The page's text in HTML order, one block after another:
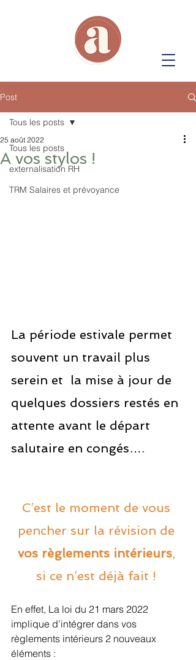
Post
Tous les posts
externalisation RH
TRM Salaires et prévoyance
Tous les posts
A vos stylos !
25 août 2022
La période estivale permet
souvent un travail plus
serein et  la mise à jour de
quelques dossiers restés en
attente avant le départ
salutaire en congés….
C’est le moment de vous
pencher sur la révision de
vos règlements intérieurs,
si ce n’est déjà fait !
En effet, La loi du 21 mars 2022
implique d’intégrer dans vos
règlements intérieurs 2 nouveaux
éléments :